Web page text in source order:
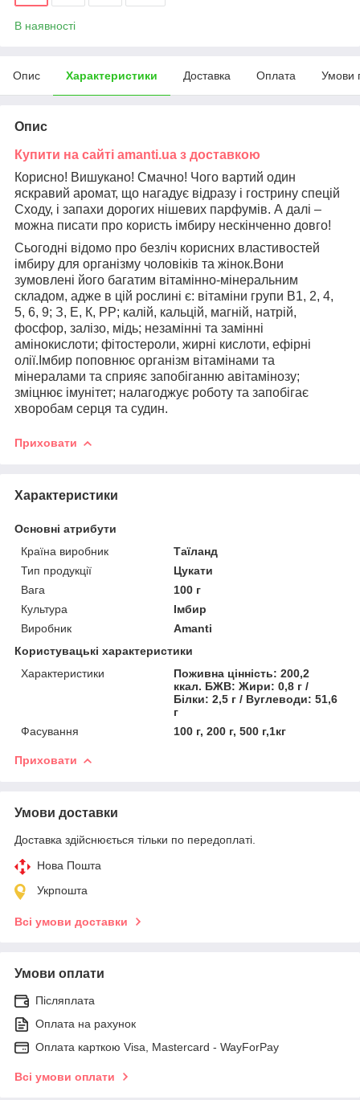
В наявності
Опис Характеристики Доставка Оплата Умови
Опис
Купити на сайті amanti.ua з доставкою
Корисно! Вишукано! Смачно! Чого вартий один
яскравий аромат, що нагадує відразу і гострину спецій
Сходу, і запахи дорогих нішевих парфумів. А далі –
можна писати про користь імбиру нескінченно довго!
Сьогодні відомо про безліч корисних властивостей
імбиру для організму чоловіків та жінок.Вони
зумовлені його багатим вітамінно-мінеральним
складом, адже в цій рослині є: вітаміни групи В1, 2, 4,
5, 6, 9; З, Е, К, РР; калій, кальцій, магній, натрій,
фосфор, залізо, мідь; незамінні та замінні
амінокислоти; фітостероли, жирні кислоти, ефірні
олії.Імбир поповнює організм вітамінами та
мінералами та сприяє запобіганню авітамінозу;
зміцнює імунітет; налагоджує роботу та запобігає
хворобам серця та судин.
Приховати
Характеристики
Основні атрибути
Країна виробник
Таїланд
Тип продукції
Цукати
Вага
100 г
Культура
Імбир
Виробник
Amanti
Користувацькі характеристики
Характеристики
Поживна цінність: 200,2
ккал. БЖВ: Жири: 0,8 г /
Білки: 2,5 г / Вуглеводи: 51,6
г
Фасування
100 г, 200 г, 500 г,1кг
Приховати
Умови доставки
Доставка здійснюється тільки по передоплаті.
Нова Пошта
Укрпошта
Всі умови доставки
Умови оплати
Післяплата
Оплата на рахунок
Оплата карткою Visa, Mastercard - WayForPay
Всі умови оплати